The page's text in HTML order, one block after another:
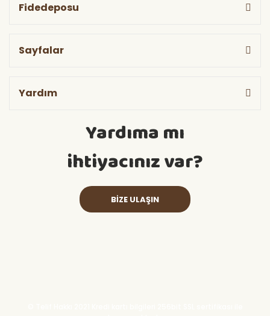
Fidedeposu
Sayfalar
Yardım
Yardıma mı
ihtiyacınız var?
BİZE ULAŞIN